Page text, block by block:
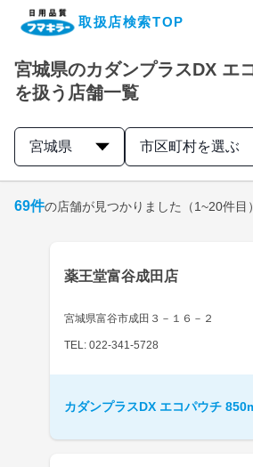
取扱店検索TOP
企業・IR情報サイト
製品情報サイト
取扱店検索はこちら
宮城県のカダンプラスDX エ
を扱う店舗一覧
宮城県 市区町村を選ぶ
69件の店舗が見つかりました （1~20件目）
薬王堂富谷成田店
宮城県富谷市成田３－１６－２
TEL: 022-341-5728
カダンプラスDX エコパウチ